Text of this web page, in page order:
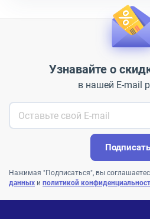
Узнавайте о
в нашей E-mail
Нажимая "Подписаться", вы
данных и политикой